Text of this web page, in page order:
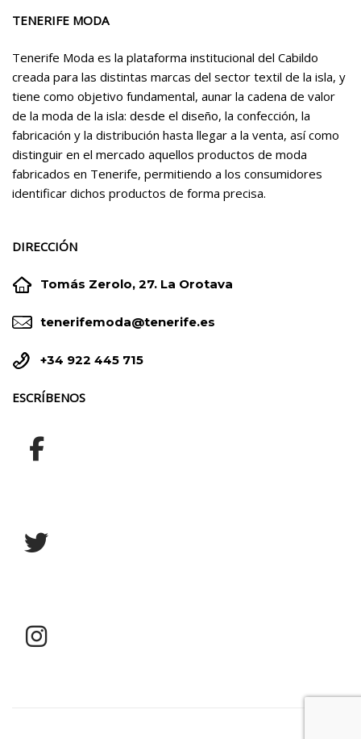
TENERIFE MODA
Tenerife Moda es la plataforma institucional del Cabildo
creada para las distintas marcas del sector textil de la isla, y
tiene como objetivo fundamental, aunar la cadena de valor
de la moda de la isla: desde el diseño, la confección, la
fabricación y la distribución hasta llegar a la venta, así como
distinguir en el mercado aquellos productos de moda
fabricados en Tenerife, permitiendo a los consumidores
identificar dichos productos de forma precisa.
DIRECCIÓN

 Tomás Zerolo, 27. La Orotava

 tenerifemoda@tenerife.es

 +34 922 445 715
ESCRÍBENOS